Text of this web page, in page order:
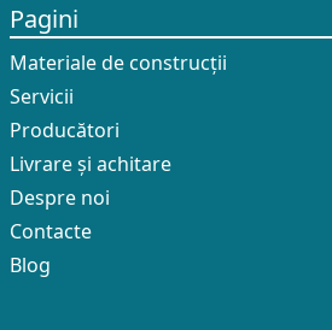
Pagini
Materiale de construcții
Servicii
Producători
Livrare și achitare
Despre noi
Contacte
Blog